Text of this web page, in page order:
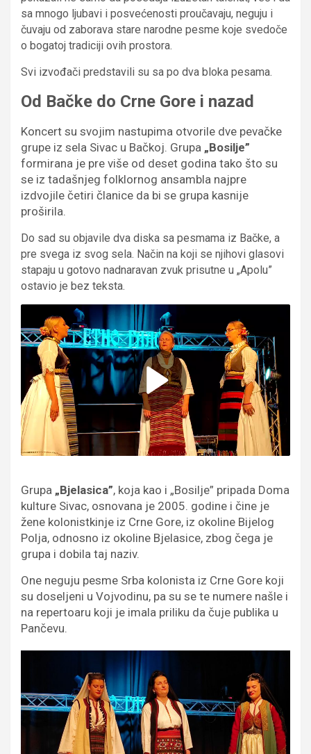
sa mnogo ljubavi i posvećenosti proučavaju, neguju i
čuvaju od zaborava stare narodne pesme koje svedoče
o bogatoj tradiciji ovih prostora.
Svi izvođači predstavili su sa po dva bloka pesama.
Od Bačke do Crne Gore i nazad
Koncert su svojim nastupima otvorile dve pevačke
grupe iz sela Sivac u Bačkoj. Grupa „Bosilje”
formirana je pre više od deset godina tako što su
se iz tadašnjeg folklornog ansambla najpre
izdvojile četiri članice da bi se grupa kasnije
proširila.
Do sad su objavile dva diska sa pesmama iz Bačke, a
pre svega iz svog sela. Način na koji se njihovi glasovi
stapaju u gotovo nadnaravan zvuk prisutne u „Apolu”
ostavio je bez teksta.
Grupa „Bjelasica”, koja kao i „Bosilje” pripada Doma
kulture Sivac, osnovana je 2005. godine i čine je
žene kolonistkinje iz Crne Gore, iz okoline Bijelog
Polja, odnosno iz okoline Bjelasice, zbog čega je
grupa i dobila taj naziv.
One neguju pesme Srba kolonista iz Crne Gore koji
su doseljeni u Vojvodinu, pa su se te numere našle i
na repertoaru koji je imala priliku da čuje publika u
Pančevu.